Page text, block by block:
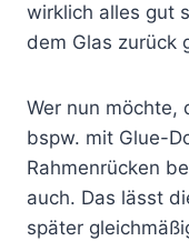
wirklich alles gut
dem Glas zurück
Wer nun möchte,
bspw. mit Glue-
Rahmenrücken
auch. Das lässt
später